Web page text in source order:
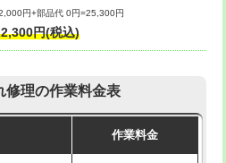
え）
16,500円
現場見積
ラップ
11,000円+材料費
13,200円
16,500円
円+部品代 0円=25,300円
円(税込)
修理の作業料金表
作業料金